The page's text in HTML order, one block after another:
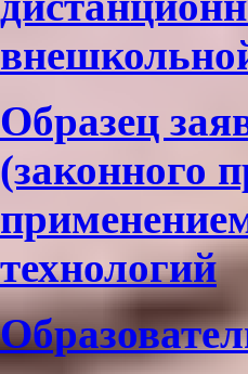
Образец
(законного
технологий